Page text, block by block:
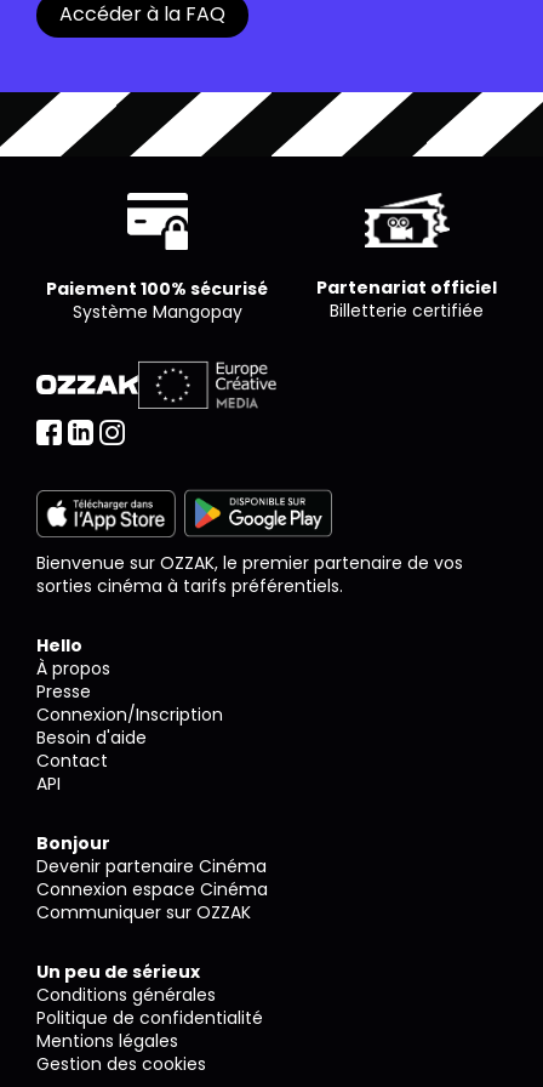
pour un nombre limité de places. Chaque cinéma
est libre de proposer le nombre de places qu’il
Accéder à la FAQ
Paiement 100% sécurisé
Système Mangopay
Partenariat officiel
Billetterie certifiée
Bienvenue sur OZZAK, le premier partenaire de vos
sorties cinéma à tarifs préférentiels.
Hello
À propos
Presse
Connexion/Inscription
Besoin d'aide
Contact
API
Bonjour
Devenir partenaire Cinéma
Connexion espace Cinéma
Communiquer sur OZZAK
Un peu de sérieux
Conditions générales
Politique de confidentialité
Mentions légales
Gestion des cookies